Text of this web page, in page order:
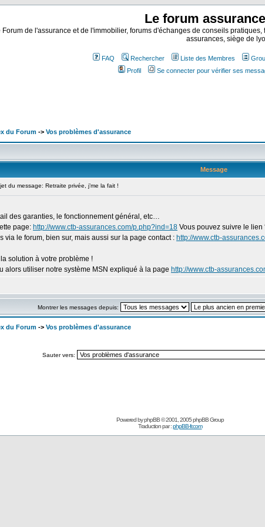
Le forum
de l'assurance et de l'immobilier, forums d'échanges de conseils
assurances, siège de
FAQ Rechercher Liste des Membres
Profil
Se connecter pour vérifier ses
du Forum -> Vos problèmes d'assurance
Message
du message: Retraite privée, j’me la fait !
des garanties, le fonctionnement général, etc…
page: http://www.ctb-assurances.com/p.php?ind=18 Vous pouvez suivre le lien
via le forum, bien sur, mais aussi sur la page contact : http://www.ctb-
solution à votre problème !
alors utiliser notre système MSN expliqué à la page http://www.ctb-
Montrer les messages depuis:
du Forum -> Vos problèmes d'assurance
Sauter vers:
Powered byphpBB© 2001, 2005 phpBB Group
Traduction par :phpBB-fr.com